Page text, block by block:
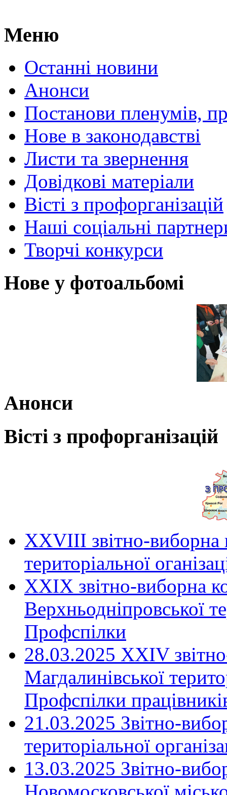
Меню
Останні новини
Анонси
Постанови пленумів,
Нове в законодавстві
Листи та звернення
Довідкові матеріали
Вісті з профорганізацій
Наші соціальні
Творчі конкурси
Нове у фотоальбомі
Анонси
Вісті з профорганізацій
ХХVIII звітно-виборна
територіальної
XXIX звітно-виборна
Верхньодніпровської
Профспілки
28.03.2025 ХХІV
Магдалинівської
Профспілки
21.03.2025 Звітно-
територіальної
13.03.2025 Звітно-